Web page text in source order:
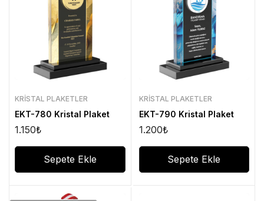
KRISTAL PLAKETLER
EKT-780 Kristal Plaket
1.150₺
Sepete Ekle
KRISTAL PLAKETLER
EKT-790 Kristal Plaket
1.200₺
Sepete Ekle